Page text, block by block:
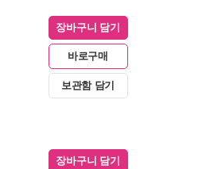
장바구니 담기
바로구매
보관함 담기
장바구니 담기